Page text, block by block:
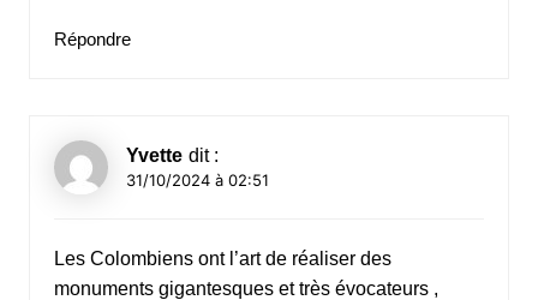
Répondre
Yvette dit :
31/10/2024 à 02:51
Les Colombiens ont l’art de réaliser des
monuments gigantesques et très évocateurs ,